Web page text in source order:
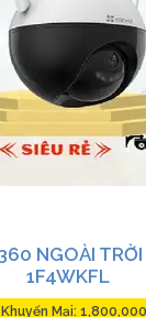
NGOÀI
1F4WKFL
Khuyến Mại: